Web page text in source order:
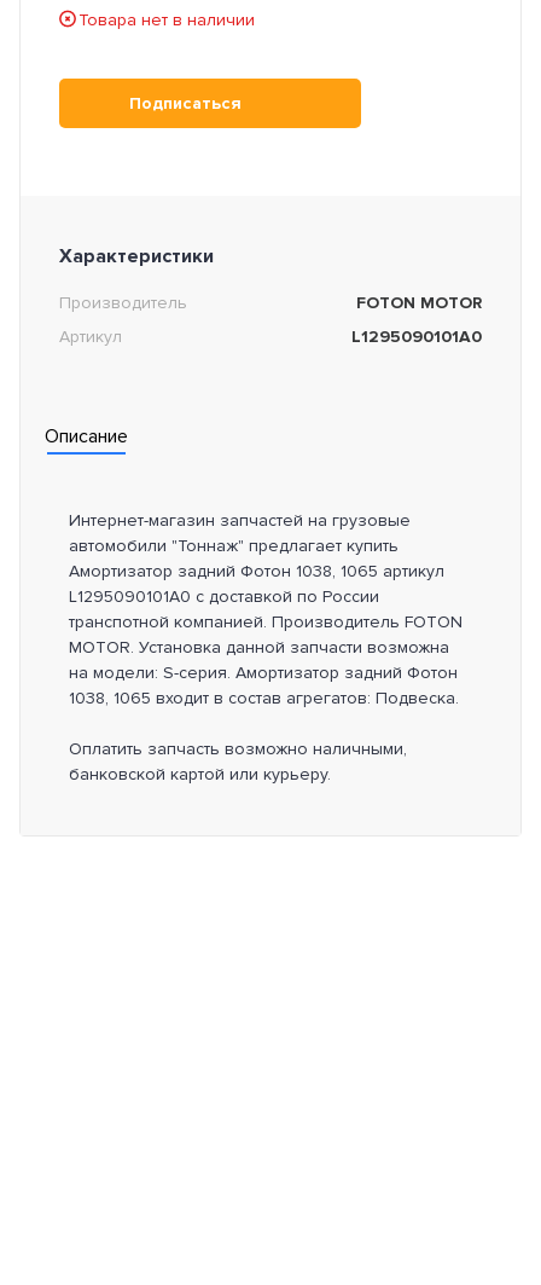
Товара нет в наличии
Подписаться
Характеристики
Производитель
FOTON MOTOR
Артикул
L1295090101A0
Описание
Интернет-магазин запчастей на грузовые
автомобили "Тоннаж" предлагает купить
Амортизатор задний Фотон 1038, 1065 артикул
L1295090101A0 с доставкой по России
транспотной компанией. Производитель FOTON
MOTOR. Установка данной запчасти возможна
на модели: S-серия. Амортизатор задний Фотон
1038, 1065 входит в состав агрегатов: Подвеска.
Оплатить запчасть возможно наличными,
банковской картой или курьеру.